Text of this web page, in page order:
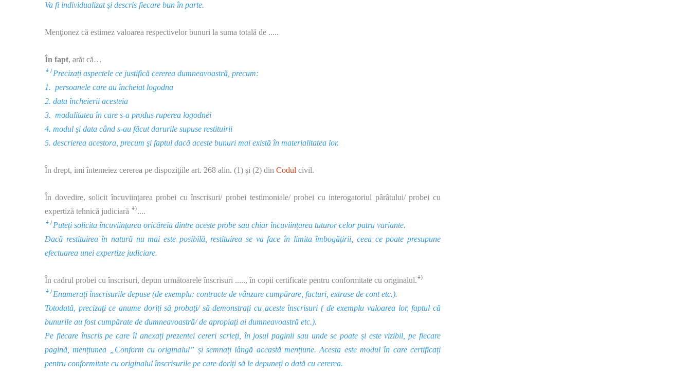
Va fi individualizat şi descris fiecare bun în parte.
Menţionez că estimez valoarea respectivelor bunuri la suma totală de .....
În fapt, arăt că…
ꜜ⁾ Precizați aspectele ce justifică cererea dumneavoastră, precum:
1. persoanele care au încheiat logodna
2. data încheierii acesteia
3. modalitatea în care s-a produs ruperea logodnei
4. modul şi data când s-au făcut darurile supuse restituirii
5. descrierea acestora, precum şi faptul dacă aceste bunuri mai există în materialitatea lor.
În drept, imi întemeiez cererea pe dispoziţiile art. 268 alin. (1) şi (2) din Codul civil.
În dovedire, solicit încuviinţarea probei cu înscrisuri/ probei testimoniale/ probei cu interogatoriul pârâtului/ probei cu
expertiză tehnică judiciară ꜜ⁾....
ꜜ⁾ Puteți solicita încuviințarea oricăreia dintre aceste probe sau chiar încuviințarea tuturor celor patru variante.
Dacă restituirea în natură nu mai este posibilă, restituirea se va face în limita îmbogăţirii, ceea ce poate presupune
efectuarea unei expertize judiciare.
În cadrul probei cu înscrisuri, depun următoarele înscrisuri ....., în copii certificate pentru conformitate cu originalul.ꜜ⁾
ꜜ⁾ Enumerați înscrisurile depuse (de exemplu: contracte de vânzare cumpărare, facturi, extrase de cont etc.).
Totodată, precizați ce anume doriți să probați/ să demonstrați cu aceste înscrisuri ( de exemplu valoarea lor, faptul că
bunurile au fost cumpărate de dumneavoastră/ de apropiați ai dumneavoastră etc.).
Pe fiecare înscris pe care îl anexați prezentei cereri scrieți, în josul paginii sau unde se poate și este vizibil, pe fiecare
pagină, mențiunea „Conform cu originalul” și semnați lângă această mențiune. Acesta este modul în care certificați
pentru conformitate cu originalul înscrisurile pe care doriți să le depuneți o dată cu cererea.